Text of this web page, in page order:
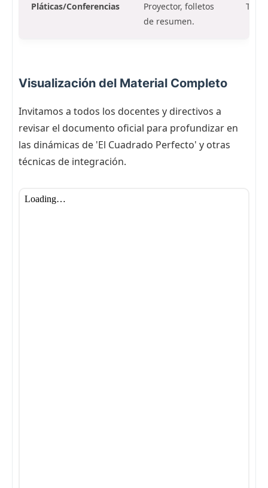
Pláticas/Conferencias
Proyector, folletos
de resumen.
Visualización del Material Completo
Invitamos a todos los docentes y directivos a
revisar el documento oficial para profundizar en
las dinámicas de 'El Cuadrado Perfecto' y otras
técnicas de integración.